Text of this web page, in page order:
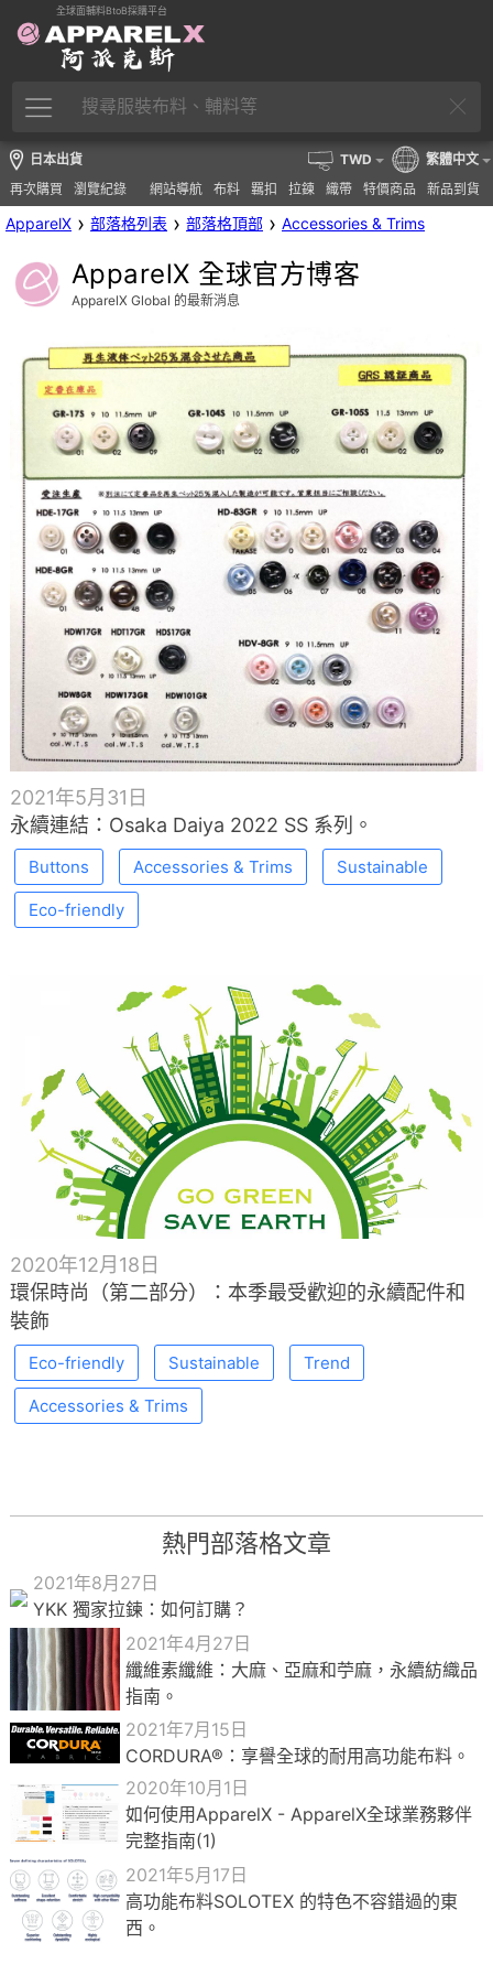
全球面輔料BtoB採購平台
日本出貨
再次購買
瀏覽紀錄 網站導航 布料 羈扣 拉鍊 織帶 特價商品 新品到貨
TWD 繁體中文
ApparelX › 部落格列表 › 部落格頂部 › Accessories & Trims
ApparelX 全球官方博客
ApparelX Global 的最新消息
2021年5月31日
永續連結：Osaka Daiya 2022 SS 系列。
Buttons Accessories & Trims Sustainable
Eco-friendly
2020年12月18日
環保時尚（第二部分）：本季最受歡迎的永續配件和
裝飾
Eco-friendly Sustainable Trend
Accessories & Trims
熱門部落格文章
2021年8月27日
YKK 獨家拉鍊：如何訂購？
2021年4月27日
纖維素纖維：大麻、亞麻和苧麻，永續紡織品
指南。
2021年7月15日
CORDURA®：享譽全球的耐用高功能布料。
2020年10月1日
如何使用ApparelX - ApparelX全球業務夥伴
完整指南(1)
2021年5月17日
高功能布料SOLOTEX 的特色不容錯過的東
西。